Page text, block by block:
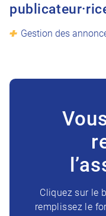
Gestion des
Cliquez sur le
remplissez le